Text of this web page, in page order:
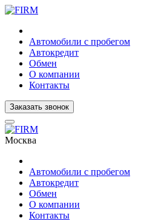
Автомобили с пробегом
Автокредит
Обмен
О компании
Контакты
Заказать звонок
Москва
Автомобили с пробегом
Автокредит
Обмен
О компании
Контакты